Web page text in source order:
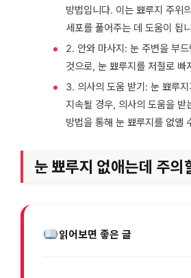
방법입니다. 이는 뾰루지 주위
세포를 풀어주는 데 도움이 됩
2. 안와 마사지: 눈 주변을 부
것으로, 눈 뾰루지를 저절로 빠
3. 의사의 도움 받기: 눈 뾰루
지속될 경우, 의사의 도움을 받
방법을 통해 눈 뾰루지를 없앨
눈 뾰루지 없애는데 주의
읽어보면 좋은 글